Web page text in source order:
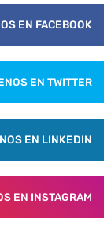
EN FACEBOOK
EN TWITTER
EN LINKEDIN
EN INSTAGRAM